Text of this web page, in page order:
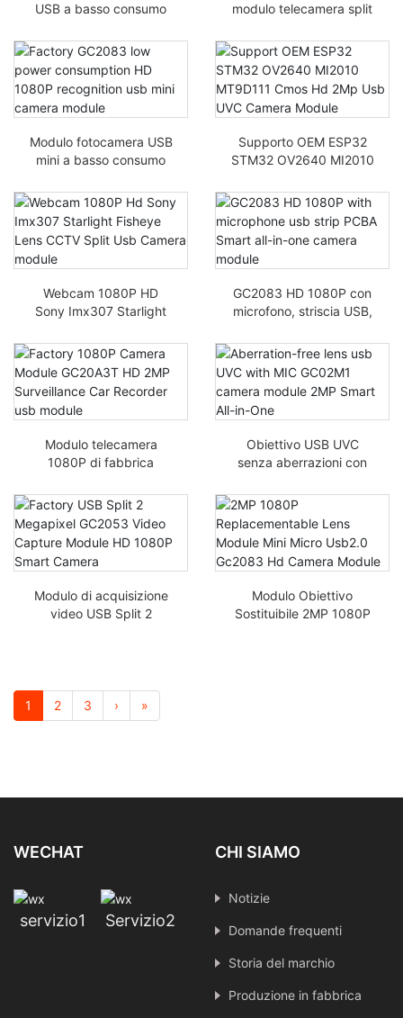
USB a basso consumo
immagini ad alta
temperatura e basso
consumo SC231AI
modulo telecamera split
forze dell'ordine
Modulo fotocamera USB
mini a basso consumo
HD 1080P
Supporto OEM ESP32
STM32 OV2640 MI2010
fotocamera Cmos HD
2Mp USB UVC
Webcam 1080P HD
Sony Imx307 Starlight
Split USB Camera
Module
GC2083 HD 1080P con
microfono, striscia USB,
telecamera smart-in-
one
Modulo telecamera
1080P di fabbrica
HD 2MP Registratore di
sorveglianza per auto
Obiettivo USB UVC
senza aberrazioni con
GC02M1 Smart All-in-
One 2MP
Modulo di acquisizione
video USB Split 2
Modulo Obiettivo
Sostituibile 2MP 1080P
1 2 3 › »
WECHAT
servizio1 Servizio2
CHI SIAMO
Notizie
Domande frequenti
Storia del marchio
Produzione in fabbrica